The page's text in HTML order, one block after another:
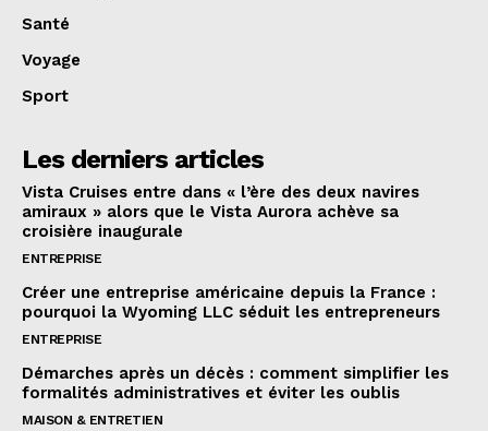
Santé
Voyage
Sport
Les derniers articles
Vista Cruises entre dans « l’ère des deux navires
amiraux » alors que le Vista Aurora achève sa
croisière inaugurale
ENTREPRISE
Créer une entreprise américaine depuis la France :
pourquoi la Wyoming LLC séduit les entrepreneurs
ENTREPRISE
Démarches après un décès : comment simplifier les
formalités administratives et éviter les oublis
MAISON & ENTRETIEN